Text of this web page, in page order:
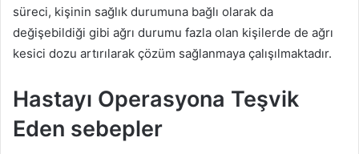
süreci, kişinin sağlık durumuna bağlı olarak da
değişebildiği gibi ağrı durumu fazla olan kişilerde de ağrı
kesici dozu artırılarak çözüm sağlanmaya çalışılmaktadır.
Hastayı Operasyona Teşvik
Eden sebepler